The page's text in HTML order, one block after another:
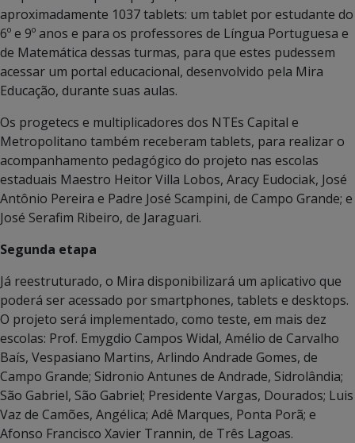
aproximadamente 1037 tablets: um tablet por estudante do
6º e 9º anos e para os professores de Língua Portuguesa e
de Matemática dessas turmas, para que estes pudessem
acessar um portal educacional, desenvolvido pela Mira
Educação, durante suas aulas.
Os progetecs e multiplicadores dos NTEs Capital e
Metropolitano também receberam tablets, para realizar o
acompanhamento pedagógico do projeto nas escolas
estaduais Maestro Heitor Villa Lobos, Aracy Eudociak, José
Antônio Pereira e Padre José Scampini, de Campo Grande; e
José Serafim Ribeiro, de Jaraguari.
Segunda etapa
Já reestruturado, o Mira disponibilizará um aplicativo que
poderá ser acessado por smartphones, tablets e desktops.
O projeto será implementado, como teste, em mais dez
escolas: Prof. Emygdio Campos Widal, Amélio de Carvalho
Baís, Vespasiano Martins, Arlindo Andrade Gomes, de
Campo Grande; Sidronio Antunes de Andrade, Sidrolândia;
São Gabriel, São Gabriel; Presidente Vargas, Dourados; Luis
Vaz de Camões, Angélica; Adê Marques, Ponta Porã; e
Afonso Francisco Xavier Trannin, de Três Lagoas.